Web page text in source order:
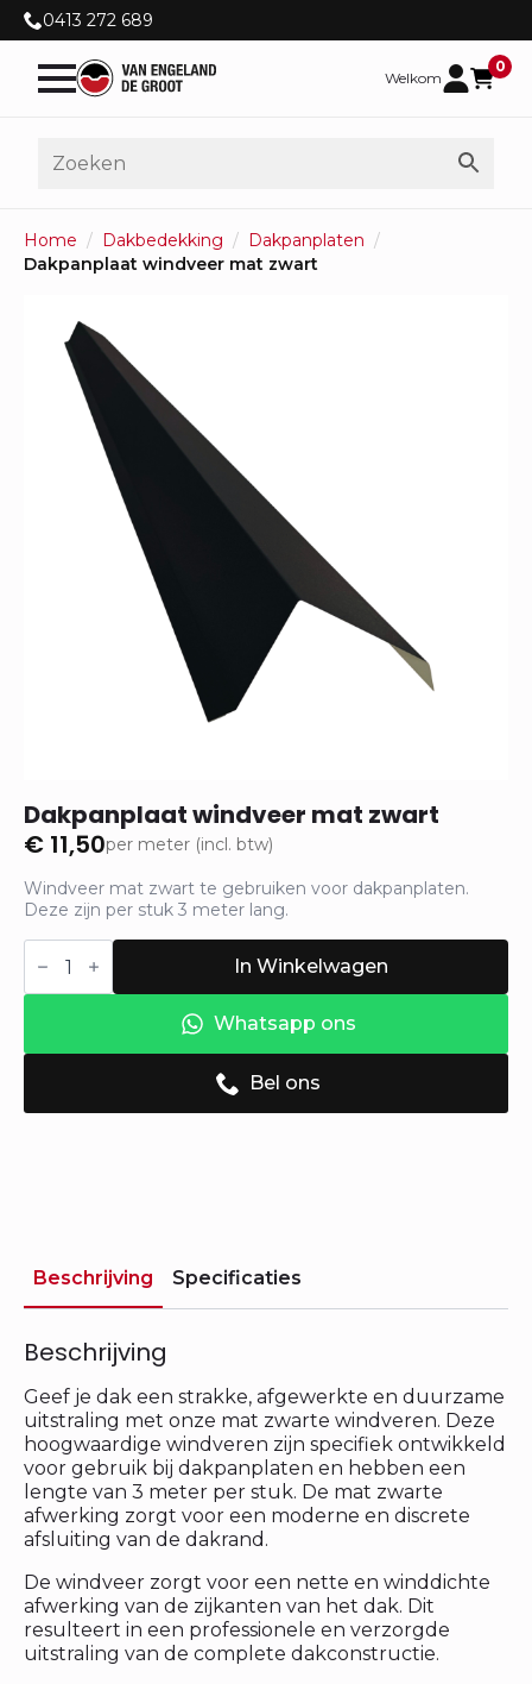
0413 272 689
Welkom
0
Home Dakbedekking
Dakpanplaten
Dakpanplaat windveer mat zwart
Dakpanplaat windveer mat zwart
€ 11,50per meter (incl. btw)
Windveer mat zwart te gebruiken voor dakpanplaten.
Deze zijn per stuk 3 meter lang.
Dakpanplaat
windveer
zwart
In Winkelwagen
Whatsapp ons
Bel ons
Beschrijving Specificaties
Beschrijving
Geef je dak een strakke, afgewerkte en duurzame
uitstraling met onze mat zwarte windveren. Deze
hoogwaardige windveren zijn specifiek ontwikkeld
voor gebruik bij dakpanplaten en hebben een
lengte van 3 meter per stuk. De mat zwarte
afwerking zorgt voor een moderne en discrete
afsluiting van de dakrand.
De windveer zorgt voor een nette en winddichte
afwerking van de zijkanten van het dak. Dit
resulteert in een professionele en verzorgde
uitstraling van de complete dakconstructie.